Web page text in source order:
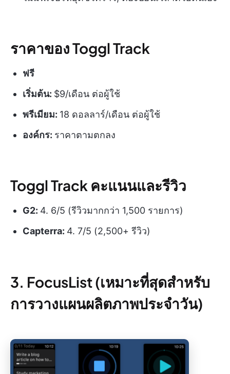
ราคาของ Toggl Track
ฟรี
เริ่มต้น: $9/เดือน ต่อผู้ใช้
พรีเมียม: 18 ดอลลาร์/เดือน ต่อผู้ใช้
องค์กร: ราคาตามตกลง
Toggl Track คะแนนและรีวิว
G2: 4. 6/5 (รีวิวมากกว่า 1,500 รายการ)
Capterra: 4. 7/5 (2,500+ รีวิว)
3. FocusList (เหมาะที่สุดสำหรับ
การวางแผนผลิตภาพประจำวัน)